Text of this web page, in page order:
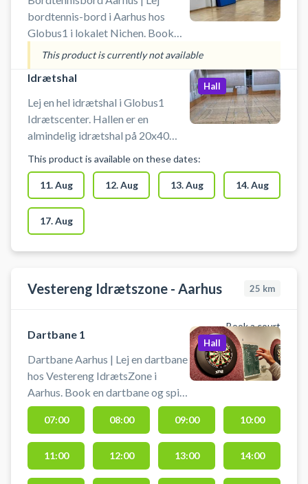
bordtennis-bord i Aarhus hos
Globus1 i lokalet Nichen. Book
bordtennisbord og spil bordtennis
i Aarhus. Anlægget er bemandet.
Der skal bruges indendørssko. Der
er omklædningsrum. Prisen er inkl.
leje af bat og bolde.
This product is currently not available
Idrætshal
Lej en hel idrætshal i Globus1
Idrætscenter. Hallen er en
almindelig idrætshal på 20x40
som indendørs fodboldbane med
bander. Man skal bruge
indendørssko. Anlægget er
bemandet. Der er omklædning.
#Book-indendørs-fodbold #Spil-
indendørs-fodbold #Indendørs-
Aarhus
Hall
This product is available on these dates:
11. Aug 12. Aug 13. Aug 14. Aug
17. Aug
Vestereng Idrætszone - Aarhus 25 km
Book a court
Dartbane 1
Dartbane Aarhus | Lej en dartbane
hos Vestereng IdrætsZone i
Aarhus. Book en dartbane og spil
dart i Aarhus på en kvalitets
dartbane hos Vestereng
IdrætsZone. Du skal selv
medbringe pile til at spille med.
Der er gratis parkering 50 meter
Hall
07:00 08:00 09:00 10:00
11:00 12:00 13:00 14:00